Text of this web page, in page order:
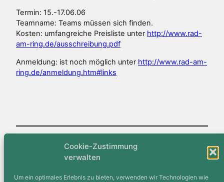
Cookie-Zustimmung
verwalten
Um ein optimales Erlebnis zu bieten, verwenden wir Technologien wie
Termin: 15.-17.06.06
Teamname: Teams müssen sich finden.
Kosten: umfangreiche Preisliste unter http://www.rad-
am-ring.de/ausschreibung.pdf
Anmeldung: ist noch möglich unter http://www.rad-am-
ring.de/anmeldung.htm#links
10. Januar 2006inAktuell
vonThomas